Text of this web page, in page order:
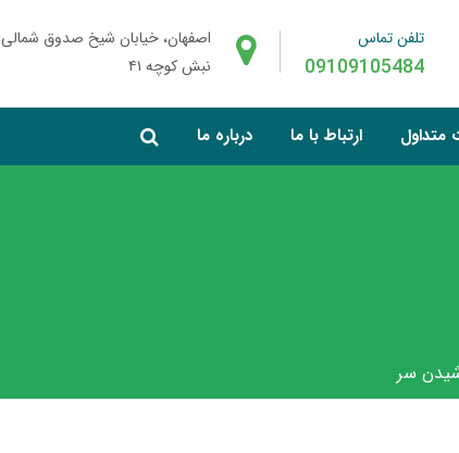
اصفهان، خیابان شیخ صدوق شمالی
نبش کوچه ۴۱
تلفن تماس
09109105484
متداول ارتباط با ما درباره ما
سر